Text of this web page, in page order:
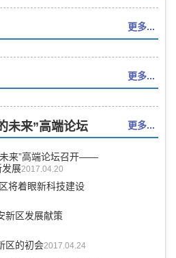
更多...
更多...
更多...
未来”高端论坛
来”高端论坛召开——
发展2017.04.20
将着眼新科技建设
新区发展献策
区的初会2017.04.24